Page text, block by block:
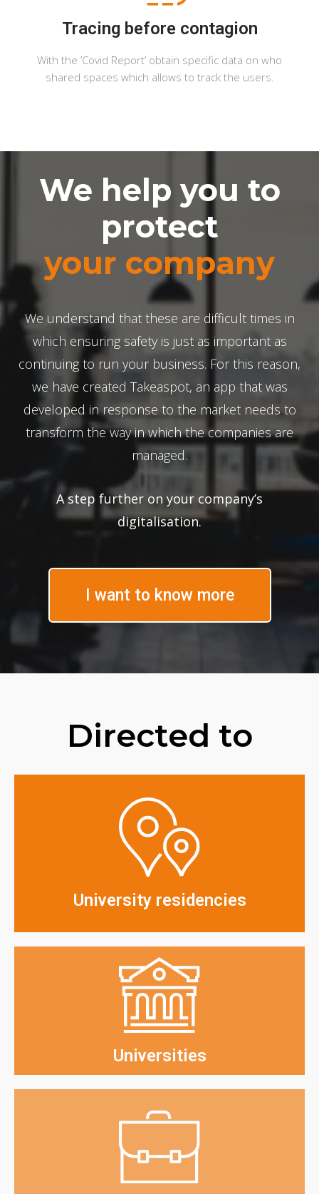
Tracing before contagion
With the ’Covid Report’ obtain specific data on who
shared spaces which allows to track the users.
We help you to
protect
everyday
We understand that these are difficult times in
which ensuring safety is just as important as
continuing to run your business. For this reason,
we have created Takeaspot, an app that was
developed in response to the market needs to
transform the way in which the companies are
managed.
A step further on your company’s
digitalisation.
I want to know more
Directed to
University residencies
Universities